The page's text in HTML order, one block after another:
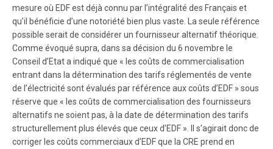
mesure où EDF est déjà connu par l’intégralité des Français et
qu’il bénéficie d’une notoriété bien plus vaste. La seule référence
possible serait de considérer un fournisseur alternatif théorique.
Comme évoqué supra, dans sa décision du 6 novembre le
Conseil d’Etat a indiqué que « les coûts de commercialisation
entrant dans la détermination des tarifs réglementés de vente
de l’électricité sont évalués par référence aux coûts d’EDF » sous
réserve que « les coûts de commercialisation des fournisseurs
alternatifs ne soient pas, à la date de détermination des tarifs
structurellement plus élevés que ceux d’EDF ». Il s’agirait donc de
corriger les coûts commerciaux d’EDF que la CRE prend en